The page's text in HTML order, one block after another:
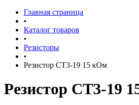
Главная страница
•
Каталог товаров
•
Резисторы
•
Резистор СТ3-19 15 кОм
Резистор СТ3-19